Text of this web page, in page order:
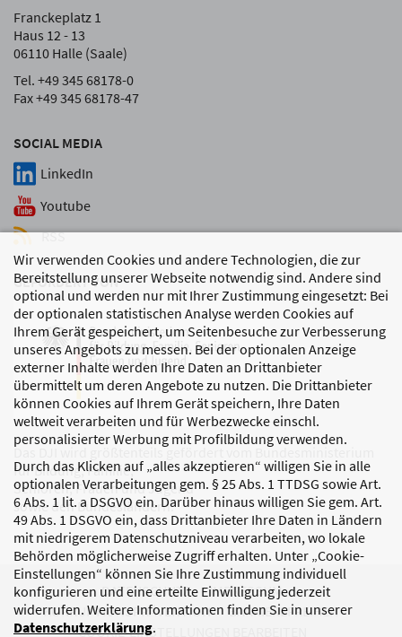
Wir verwenden Cookies und andere Technologien, die zur
Bereitstellung unserer Webseite notwendig sind. Andere sind
optional und werden nur mit Ihrer Zustimmung eingesetzt: Bei
der optionalen statistischen Analyse werden Cookies auf
Ihrem Gerät gespeichert, um Seitenbesuche zur Verbesserung
unseres Angebots zu messen. Bei der optionalen Anzeige
externer Inhalte werden Ihre Daten an Drittanbieter
übermittelt um deren Angebote zu nutzen. Die Drittanbieter
können Cookies auf Ihrem Gerät speichern, Ihre Daten
weltweit verarbeiten und für Werbezwecke einschl.
personalisierter Werbung mit Profilbildung verwenden.
Durch das Klicken auf „alles akzeptieren“ willigen Sie in alle
optionalen Verarbeitungen gem. § 25 Abs. 1 TTDSG sowie Art.
6 Abs. 1 lit. a DSGVO ein. Darüber hinaus willigen Sie gem. Art.
49 Abs. 1 DSGVO ein, dass Drittanbieter Ihre Daten in Ländern
mit niedrigerem Datenschutzniveau verarbeiten, wo lokale
Behörden möglicherweise Zugriff erhalten. Unter „Cookie-
Einstellungen“ können Sie Ihre Zustimmung individuell
konfigurieren und eine erteilte Einwilligung jederzeit
widerrufen. Weitere Informationen finden Sie in unserer
Datenschutzerklärung.
SOCIAL MEDIA
LinkedIn
Youtube
RSS
Franckeplatz 1
Haus 12 - 13
06110 Halle (Saale)
Tel. +49 345 68178-0
Fax +49 345 68178-47
GEFÖRDERT VON
Das DJI wird größtenteils gefördert vom Bundesministerium
für Bildung, Familie,
Senioren, Frauen und Jugend
sowie den Bundesländern.
DATENSCHUTZ
IMPRESSUM
KORRUPTIONSPRÄVENTION
BARRIEREFREIHEIT
COOKIE-EINSTELLUNGEN BEARBEITEN